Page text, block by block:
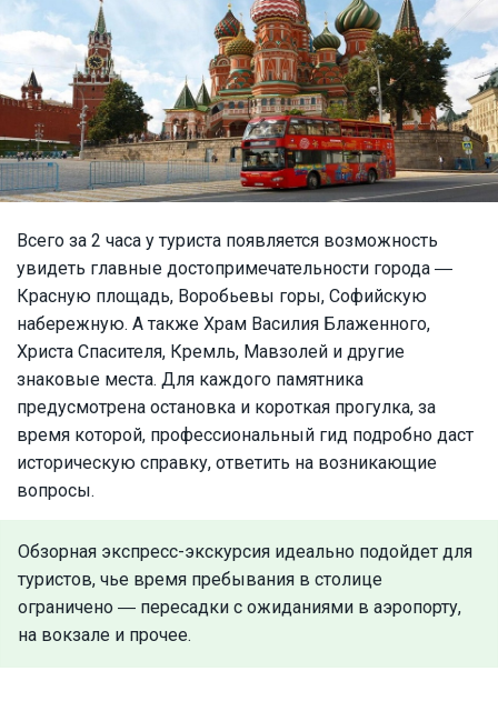
Всего за 2 часа у туриста появляется возможность
увидеть главные достопримечательности города ―
Красную площадь, Воробьевы горы, Софийскую
набережную. А также Храм Василия Блаженного,
Христа Спасителя, Кремль, Мавзолей и другие
знаковые места. Для каждого памятника
предусмотрена остановка и короткая прогулка, за
время которой, профессиональный гид подробно даст
историческую справку, ответить на возникающие
вопросы.
Обзорная экспресс-экскурсия идеально подойдет для
туристов, чье время пребывания в столице
ограничено ― пересадки с ожиданиями в аэропорту,
на вокзале и прочее.